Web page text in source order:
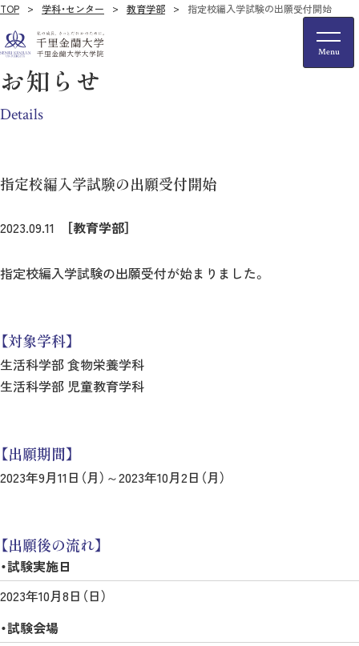
TOP 学科・センター 教育学部 指定校編入学試験の出願受付開始
お知らせ
Details
指定校編入学試験の出願受付開始
2023.09.11 ［教育学部］
指定校編入学試験の出願受付が始まりました。
【対象学科】
生活科学部 食物栄養学科
生活科学部 児童教育学科
【出願期間】
2023年9月11日（月）～2023年10月2日（月）
【出願後の流れ】
・試験実施日
2023年10月8日（日）
・試験会場